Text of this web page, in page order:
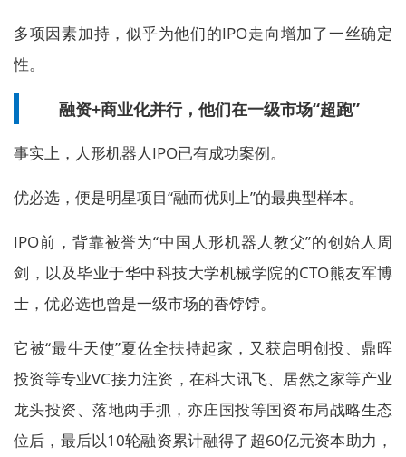
多项因素加持，似乎为他们的IPO走向增加了一丝确定
性。
融资+商业化并行，他们在一级市场“超跑”
事实上，人形机器人IPO已有成功案例。
优必选，便是明星项目“融而优则上”的最典型样本。
IPO前，背靠被誉为“中国人形机器人教父”的创始人周
剑，以及毕业于华中科技大学机械学院的CTO熊友军博
士，优必选也曾是一级市场的香饽饽。
它被“最牛天使”夏佐全扶持起家，又获启明创投、鼎晖
投资等专业VC接力注资，在科大讯飞、居然之家等产业
龙头投资、落地两手抓，亦庄国投等国资布局战略生态
位后，最后以10轮融资累计融得了超60亿元资本助力，